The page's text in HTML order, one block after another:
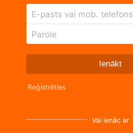
E-pasts vai mob. telefons
Parole
Ienākt
Reģistrēties
Vai ienāc ar